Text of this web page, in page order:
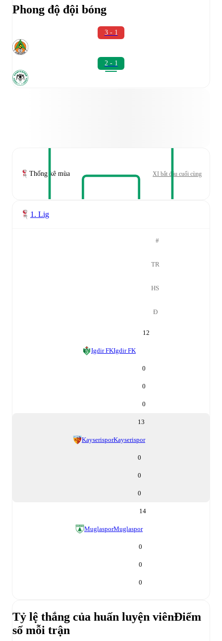
Phong độ đội bóng
3 - 1
2 - 1
Thống kê mùa XI bắt đầu cuối cùng
1. Lig
#
TR
HS
Đ
12
Igdir FKIgdir FK
0
0
0
13
KayserisporKayserispor
0
0
0
14
MuglasporMuglaspor
0
0
0
Tỷ lệ thắng của huấn luyện viênĐiểm
số mỗi trận